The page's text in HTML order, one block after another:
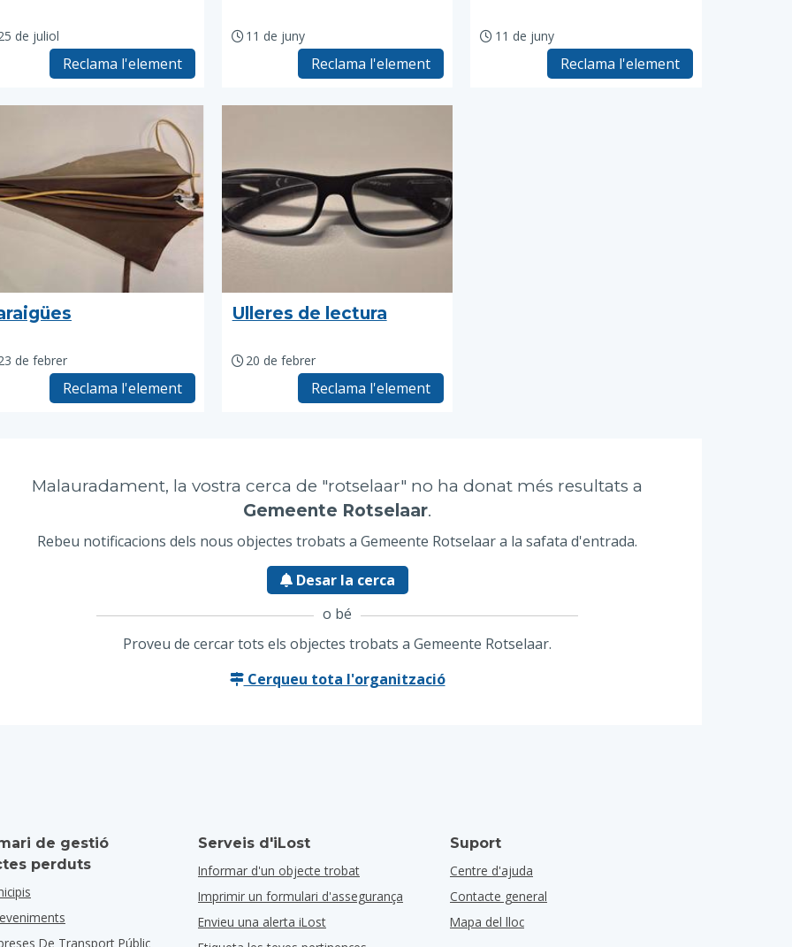
de juliol
Reclama l'element
11 de juny
Reclama l'element
11 de juny
Reclama l'element
de febrer
Reclama l'element
Ulleres de lectura
20 de febrer
Reclama l'element
Malauradament, la vostra cerca de "rotselaar" no ha donat més resultats a
Gemeente Rotselaar.
Rebeu notificacions dels nous objectes trobats a Gemeente Rotselaar a la safata d'entrada.
Desar la cerca
o bé
Proveu de cercar tots els objectes trobats a Gemeente Rotselaar.
Cerqueu tota l'organització
de gestió
perduts
De Transport Públic
Serveis d'iLost
Informar d'un objecte trobat
Imprimir un formulari d'assegurança
Envieu una alerta iLost
Suport
Centre d'ajuda
Contacte general
Mapa del lloc